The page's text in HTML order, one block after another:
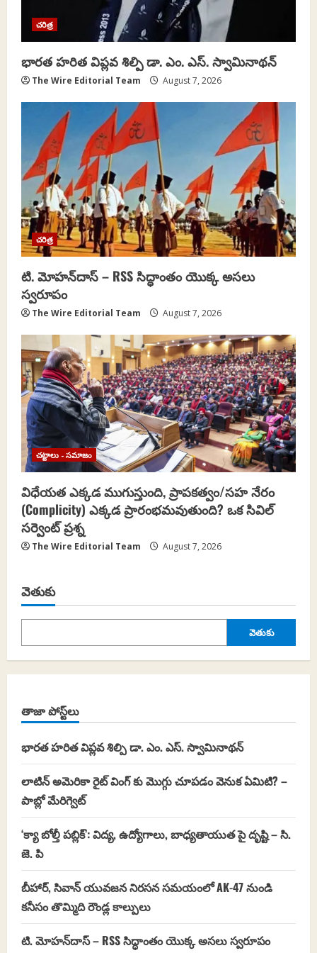
చరిత్ర
భారత హరిత విప్లవ శిల్పి డా. ఎం. ఎస్. స్వామినాథన్
The Wire Editorial Team August 7, 2026
చరిత్ర
టి. మోహన్‌దాస్ – RSS సిద్ధాంతం యొక్క అసలు
స్వరూపం
The Wire Editorial Team August 7, 2026
చట్టాలు - సమాజం
విధేయత ఎక్కడ ముగుస్తుంది, ప్రాపకత్వం/సహ నేరం
(Complicity) ఎక్కడ ప్రారంభమవుతుంది? ఒక సివిల్
సర్వెంట్ ప్రశ్న
The Wire Editorial Team August 7, 2026
వెతుకు
వెతుకు
తాజా పోస్ట్‌లు
భారత హరిత విప్లవ శిల్పి డా. ఎం. ఎస్. స్వామినాథన్
లాటిన్ అమెరికా రైట్ వింగ్ కు మొగ్గు చూపడం వెనుక ఏమిటి? –
పాబ్లో మేరిగ్వెట్
‘క్యా బోల్తీ పబ్లిక్’: విద్య, ఉద్యోగాలు, బాధ్యతాయుత పై దృష్టి – సి.
జె. పి
బీహార్, సివాన్‌ యువజన నిరసన సమయంలో AK-47 నుండి
కనీసం తొమ్మిది రౌండ్ల కాల్పులు
టి. మోహన్‌దాస్ – RSS సిద్ధాంతం యొక్క అసలు స్వరూపం